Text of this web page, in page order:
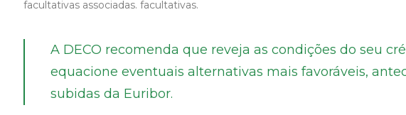
facultativas associadas. facultativas.
A DECO recomenda que reveja as condições do seu
equacione eventuais alternativas mais favoráveis,
subidas da Euribor.